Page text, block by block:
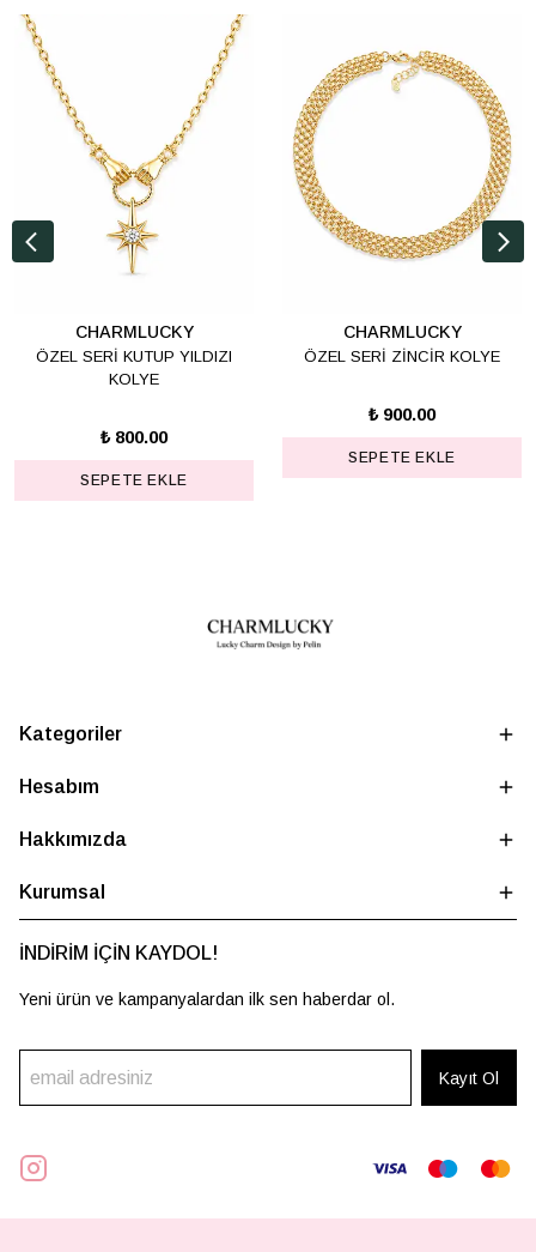
CHARMLUCKY
ÖZEL SERİ KUTUP YILDIZI
KOLYE
₺ 800.00
SEPETE EKLE
CHARMLUCKY
ÖZEL SERİ ZİNCİR KOLYE
₺ 900.00
SEPETE EKLE
Kategoriler
Hesabım
Hakkımızda
Kurumsal
İNDİRİM İÇİN KAYDOL!
Yeni ürün ve kampanyalardan ilk sen haberdar ol.
Kayıt Ol